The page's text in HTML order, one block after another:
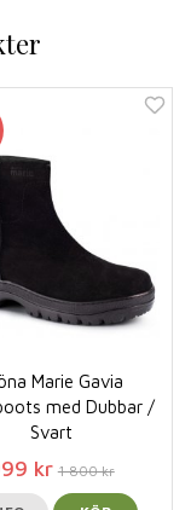
Marie Gavia
med Dubbar /
Svart
kr 1 800 kr